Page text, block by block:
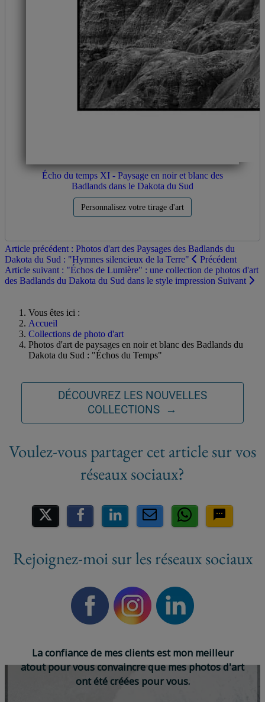
Écho du temps XI - Paysage en noir et blanc des
Badlands dans le Dakota du Sud
Personnalisez votre tirage d'art
Article précédent : Photos d'art des Paysages des Badlands du
Dakota du Sud : "Hymnes silencieux de la Terre"
Précédent
Article suivant : "Échos de Lumière" : une collection de photos d'art
des Badlands du Dakota du Sud dans le style impression Suivant
Vous êtes ici :
Accueil
Collections de photo d'art
Photos d'art de paysages en noir et blanc des Badlands du
Dakota du Sud : "Échos du Temps"
DÉCOUVREZ LES NOUVELLES
COLLECTIONS →
Partager sur les réseaux
Rejoignez-moi sur les réseaux sociaux
La confiance de mes clients est mon meilleur
atoutpourvousconvaincrequemesphotosd'art
ont été créées pour vous.